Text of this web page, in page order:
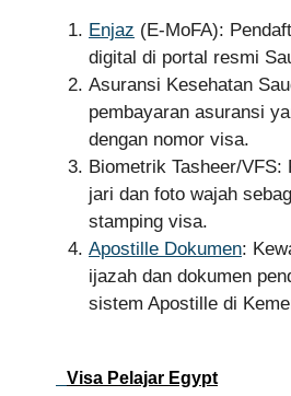
Enjaz (E-MoFA):
digital di portal resmi
Asuransi Kesehatan
pembayaran asuransi
dengan nomor visa.
Biometrik Tasheer/
jari dan foto wajah
stamping visa.
Apostille Dokumen:
ijazah dan dokumen
sistem Apostille di
Visa Pelajar Egypt